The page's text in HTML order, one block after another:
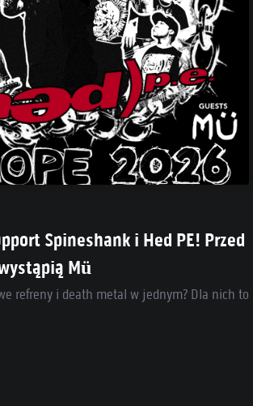
Spineshank i Hed PE! Przed
Mü
refreny i death metal w jednym? Dla nich to